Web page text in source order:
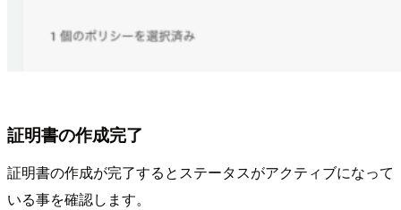
証明書の作成完了
証明書の作成が完了するとステータスがアクティブになって
いる事を確認します。